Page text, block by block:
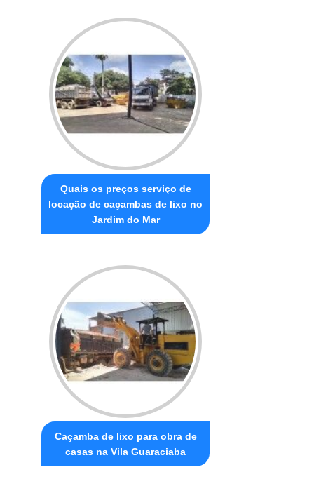
Quais os preços serviço de
locação de caçambas de lixo no
Jardim do Mar
Caçamba de lixo para obra de
casas na Vila Guaraciaba